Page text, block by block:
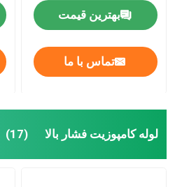
بهترین قیمت
تماس با ما
لوله کامپوزیت فشار بالا (17)